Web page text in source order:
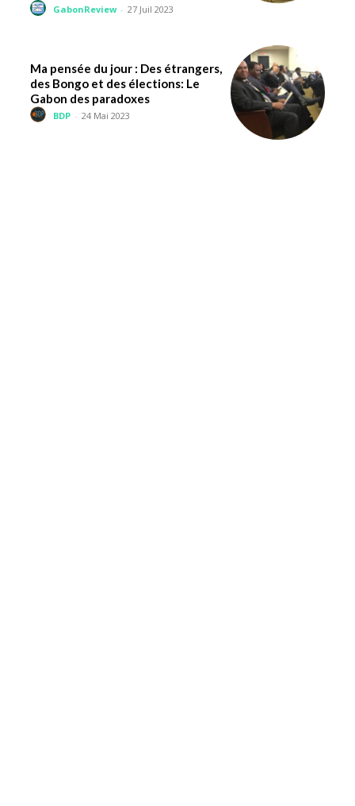
GabonReview - 27 Juil 2023
Ma pensée du jour : Des étrangers,
des Bongo et des élections: Le
Gabon des paradoxes
BDP - 24 Mai 2023